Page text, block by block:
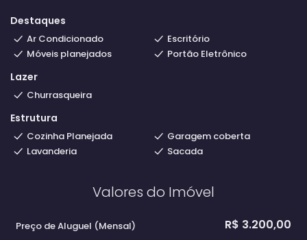
Destaques
Ar Condicionado
Escritório
Móveis planejados
Portão Eletrônico
Lazer
Churrasqueira
Estrutura
Cozinha Planejada
Garagem coberta
Lavanderia
Sacada
Valores do Imóvel
R$ 3.200,00
Preço de Aluguel (Mensal)